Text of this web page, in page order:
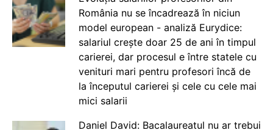
România nu se încadrează în niciun
model european - analiză Eurydice:
salariul crește doar 25 de ani în timpul
carierei, dar procesul e între statele cu
venituri mari pentru profesori încă de
la începutul carierei și cele cu cele mai
mici salarii
Daniel David: Bacalaureatul nu ar trebui